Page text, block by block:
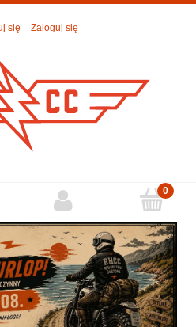
się Zaloguj się